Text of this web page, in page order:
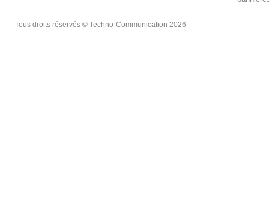
Tous droits réservés © Techno-Communication 2026